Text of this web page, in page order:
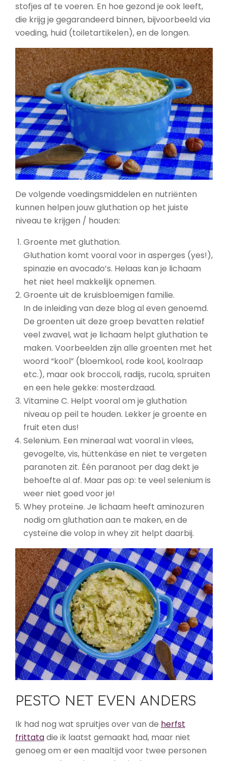
stofjes af te voeren. En hoe gezond je ook leeft,
die krijg je gegarandeerd binnen, bijvoorbeeld via
voeding, huid (toiletartikelen), en de longen.
De volgende voedingsmiddelen en nutriënten
kunnen helpen jouw gluthation op het juiste
niveau te krijgen / houden:
Groente met gluthation.
Gluthation komt vooral voor in asperges (yes!),
spinazie en avocado’s. Helaas kan je lichaam
het niet heel makkelijk opnemen.
Groente uit de kruisbloemigen familie.
In de inleiding van deze blog al even genoemd.
De groenten uit deze groep bevatten relatief
veel zwavel, wat je lichaam helpt gluthation te
maken. Voorbeelden zijn alle groenten met het
woord “kool” (bloemkool, rode kool, koolraap
etc.), maar ook broccoli, radijs, rucola, spruiten
en een hele gekke: mosterdzaad.
Vitamine C. Helpt vooral om je gluthation
niveau op peil te houden. Lekker je groente en
fruit eten dus!
Selenium. Een mineraal wat vooral in vlees,
gevogelte, vis, hüttenkäse en niet te vergeten
paranoten zit. Één paranoot per dag dekt je
behoefte al af. Maar pas op: te veel selenium is
weer niet goed voor je!
Whey proteïne. Je lichaam heeft aminozuren
nodig om gluthation aan te maken, en de
cysteïne die volop in whey zit helpt daarbij.
PESTO NET EVEN ANDERS
Ik had nog wat spruitjes over van de herfst
frittatadie ik laatst gemaakt had, maar niet
genoeg om er een maaltijd voor twee personen